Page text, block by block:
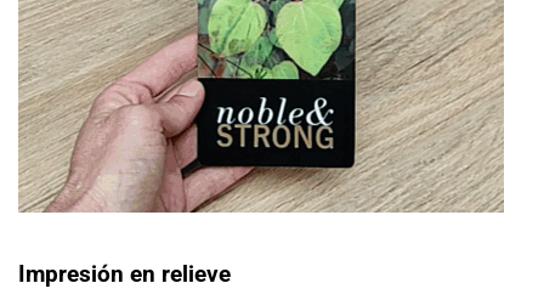
Impresión en relieve